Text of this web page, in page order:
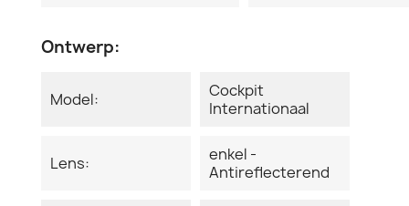
Ontwerp:
Model:
Cockpit
Internationaal
Lens:
enkel -
Antireflecterend